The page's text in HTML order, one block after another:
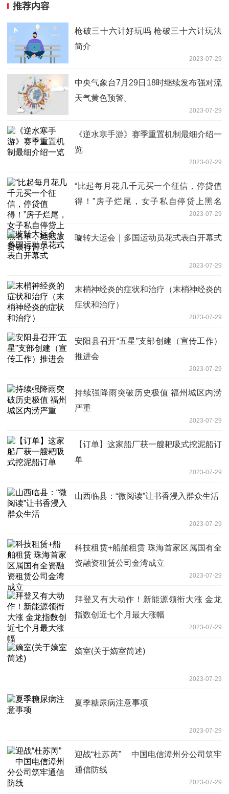
推荐内容
枪破三十六计好玩吗 枪破三十六计玩法
简介
2023-07-29
中央气象台7月29日18时继续发布强对流
天气黄色预警。
2023-07-29
《逆水寒手游》赛季重置机制最细介绍一
览
2023-07-29
“比起每月花几千元买一个征信，停贷值
得！”房子烂尾，女子私自停贷上黑名
2023-07-29
璇转大运会｜多国运动员花式表白开幕式
2023-07-29
末梢神经炎的症状和治疗（末梢神经炎的
症状和治疗）
2023-07-29
安阳县召开“五星”支部创建（宣传工作）
推进会
2023-07-29
持续强降雨突破历史极值 福州城区内涝
严重
2023-07-29
【订单】这家船厂获一艘耙吸式挖泥船订
单
2023-07-29
山西临县：“微阅读”让书香浸入群众生活
2023-07-29
科技租赁+船舶租赁 珠海首家区属国有全
资融资租赁公司金湾成立
2023-07-29
拜登又有大动作！新能源领衔大涨 金龙
指数创近七个月最大涨幅
2023-07-29
嫡室(关于嫡室简述)
2023-07-29
夏季糖尿病注意事项
2023-07-29
迎战“杜苏芮” 中国电信漳州分公司筑牢
通信防线
2023-07-29